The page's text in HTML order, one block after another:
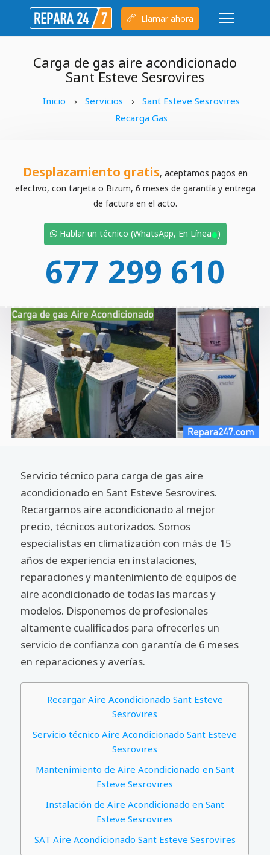
Llamar ahora
Carga de gas aire acondicionado
Sant Esteve Sesrovires
Inicio › Servicios ›
Sant Esteve Sesrovires
Recarga Gas
Desplazamiento gratis, aceptamos pagos en
efectivo, con tarjeta o Bizum, 6 meses de garantía y entrega
de factura en el acto.
Hablar un técnico (WhatsApp, En Línea•)
677 299 610
Servicio técnico para carga de gas aire
acondicionado en Sant Esteve Sesrovires.
Recargamos aire acondicionado al mejor
precio, técnicos autorizados. Somos
especialistas en climatización con más de 15
años de experiencia en instalaciones,
reparaciones y mantenimiento de equipos de
aire acondicionado de todas las marcas y
modelos. Disponemos de profesionales
altamente cualificados para ofrecerles un
servicio de confianza con garantía de 6 meses
en reparaciones y averías.
Recargar Aire Acondicionado Sant Esteve
Sesrovires
Servicio técnico Aire Acondicionado Sant Esteve
Sesrovires
Mantenimiento de Aire Acondicionado en Sant
Esteve Sesrovires
Instalación de Aire Acondicionado en Sant
Esteve Sesrovires
SAT Aire Acondicionado Sant Esteve Sesrovires